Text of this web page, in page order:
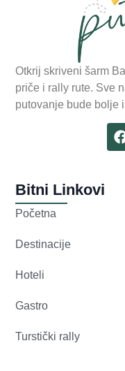
Otkrij skriveni šarm
priče i rally rute. Sve
putovanje bude bolje
Bitni Linkovi
Početna
Destinacije
Hoteli
Gastro
Turstički rally